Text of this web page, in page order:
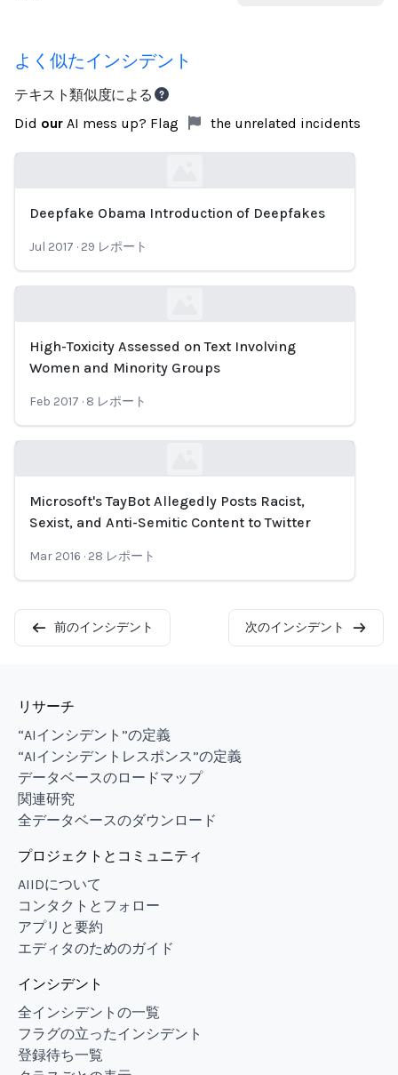
よく似たインシデント
テキスト類似度による
Did our AI mess up? Flag the unrelated incidents
Loading...
Deepfake Obama Introduction of Deepfakes
Jul 2017 · 29 レポート
Loading...
High-Toxicity Assessed on Text Involving
Women and Minority Groups
Feb 2017 · 8 レポート
Loading...
Microsoft's TayBot Allegedly Posts Racist,
Sexist, and Anti-Semitic Content to Twitter
Mar 2016 · 28 レポート
前のインシデント 次のインシデント
リサーチ
“AIインシデント”の定義
“AIインシデントレスポンス”の定義
データベースのロードマップ
関連研究
全データベースのダウンロード
プロジェクトとコミュニティ
AIIDについて
コンタクトとフォロー
アプリと要約
エディタのためのガイド
インシデント
全インシデントの一覧
フラグの立ったインシデント
登録待ち一覧